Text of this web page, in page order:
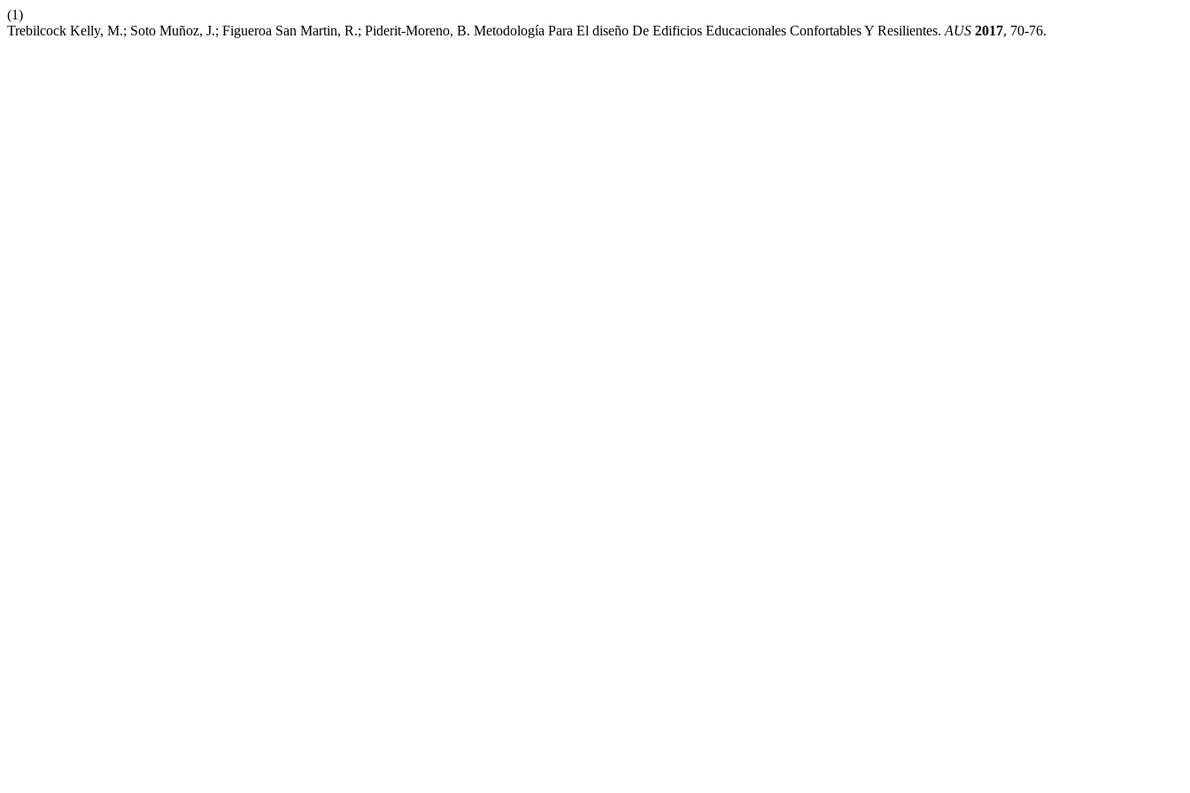
(1)
Trebilcock Kelly, M.; Soto Muñoz, J.; Figueroa San Martin, R.; Piderit-Moreno, B. Metodología Para El diseño De Edificios Educacionales Confortables Y Resilientes. AUS 2017, 70-76.